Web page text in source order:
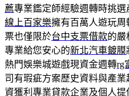
薦專業鑑定師經驗週轉時挑
線上百家樂擁有百萬人遊玩
票也僅限於台中支票借款的嚴
專業給您安心的新北汽車鍍膜
熱門娛樂城遊戲現資金週轉rg
司有瑕疵方案歷史資料與產業
資獲利專業貸款企業及個人提